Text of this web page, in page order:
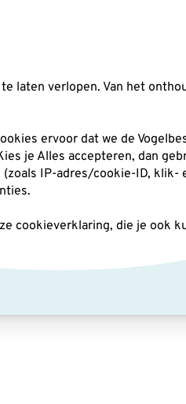
laten verlopen. Van het
ervoor dat we de
je Alles accepteren, dan
IP-adres/cookie-ID,
cookieverklaring, die je ook
Nestkasten
statief Kluut carbon